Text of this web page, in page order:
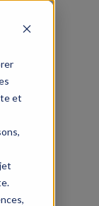
et